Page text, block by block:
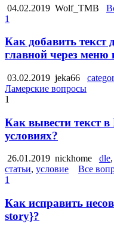
04.02.2019 Wolf_TMB
1
Как добавить текст
главной через меню
03.02.2019 jeka66
Ламерские вопросы
1
Как вывести текст
условиях?
26.01.2019 nickhome dle,
статьи, условие Все
1
Как исправить
story}?